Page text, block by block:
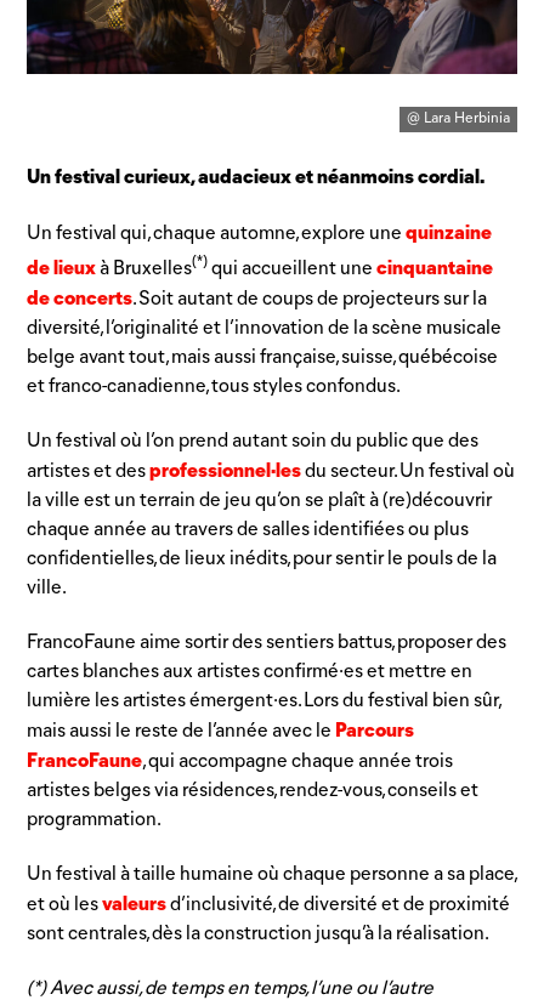
@ Lara Herbinia
Un festival curieux, audacieux et néanmoins cordial.
Un festival qui, chaque automne, explore unequinzaine
de lieux à Bruxelles(*) qui accueillent unecinquantaine
de concerts. Soit autant de coups de projecteurs sur la
diversité, l’originalité et l’innovation de la scène musicale
belge avant tout, mais aussi française, suisse, québécoise
et franco-canadienne, tous styles confondus.
Un festival où l’on prend autant soin du public que des
artistes et desprofessionnel·lesdu secteur. Un festival où
la ville est un terrain de jeu qu’on se plaît à (re)découvrir
chaque année au travers de salles identifiées ou plus
confidentielles, de lieux inédits, pour sentir le pouls de la
ville.
FrancoFaune aime sortir des sentiers battus, proposer des
cartes blanches aux artistes confirmé·es et mettre en
lumière les artistes émergent·es. Lors du festival bien sûr,
mais aussi le reste de l’année avec le Parcours
FrancoFaune, qui accompagne chaque année trois
artistes belges via résidences, rendez-vous, conseils et
programmation.
Un festival à taille humaine où chaque personne a sa place,
et où lesvaleursd’inclusivité, de diversité et de proximité
sont centrales, dès la construction jusqu’à la réalisation.
(*) Avec aussi, de temps en temps, l’une ou l’autre